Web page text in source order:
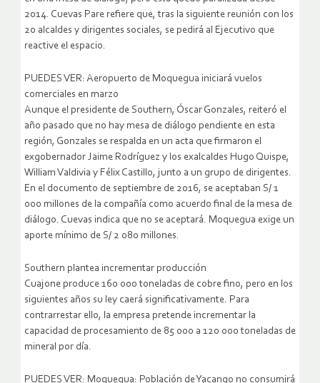
2014. Cuevas Pare refiere que, tras la siguiente reunión con los
20 alcaldes y dirigentes sociales, se pedirá al Ejecutivo que
reactive el espacio.
PUEDES VER: Aeropuerto de Moquegua iniciará vuelos
comerciales en marzo
Aunque el presidente de Southern, Óscar Gonzales, reiteró el
año pasado que no hay mesa de diálogo pendiente en esta
región, Gonzales se respalda en un acta que firmaron el
exgobernador Jaime Rodríguez y los exalcaldes Hugo Quispe,
William Valdivia y Félix Castillo, junto a un grupo de dirigentes.
En el documento de septiembre de 2016, se aceptaban S/ 1
000 millones de la compañía como acuerdo final de la mesa de
diálogo. Cuevas indica que no se aceptará. Moquegua exige un
aporte mínimo de S/ 2 080 millones.
Southern plantea incrementar producción
Cuajone produce 160 000 toneladas de cobre fino, pero en los
siguientes años su ley caerá significativamente. Para
contrarrestar ello, la empresa pretende incrementar la
capacidad de procesamiento de 85 000 a 120 000 toneladas de
mineral por día.
PUEDES VER: Moquegua: Población de Yacango no consumirá